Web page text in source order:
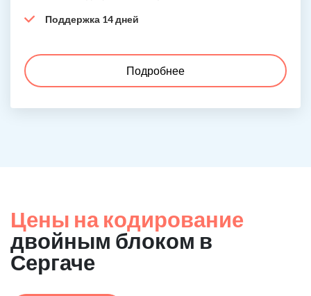
Поддержка 14 дней
Подробнее
Цены на кодирование
двойным блоком в
Сергаче